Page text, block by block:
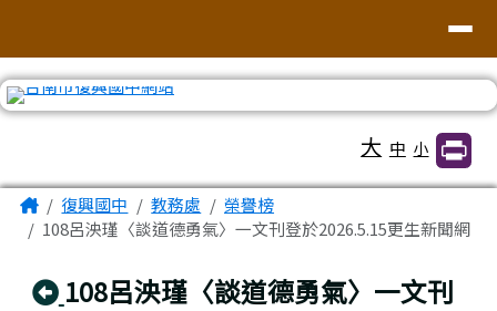
大 中 小
主內容區域
Home復興國中 教務處
榮譽榜
108呂泱瑾〈談道德勇氣〉一文刊登於2026.5.15更生新聞網
回上頁
108呂泱瑾〈談道德勇氣〉一文刊
頁尾區域